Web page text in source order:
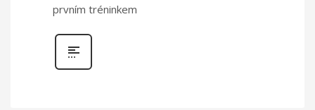
prvním tréninkem